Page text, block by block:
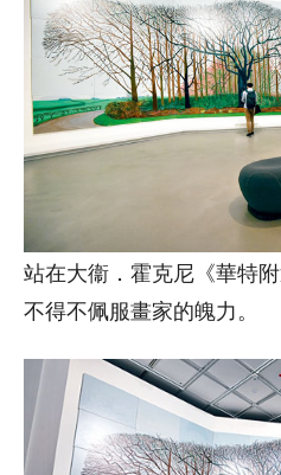
站在大衞．霍克尼《華特
不得不佩服畫家的魄力。